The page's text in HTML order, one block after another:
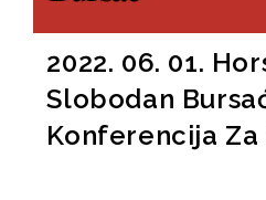
2022. 06. 01.
Slobodan
Konferencija